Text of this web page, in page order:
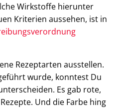
Wirkstoffe hierunter
Kriterien aussehen, ist in
Rezeptarten ausstellen.
wurde, konntest Du
Es gab rote,
Und die Farbe hing